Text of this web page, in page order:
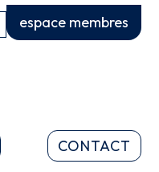
espace membres
CONTACT